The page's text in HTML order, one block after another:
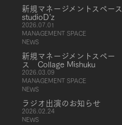
新規マネージメントスペース
studioD’z
2026.07.01
MANAGEMENT SPACE
NEWS
新規マネージメントスペー
ス Collage Mishuku
2026.03.09
MANAGEMENT SPACE
NEWS
ラジオ出演のお知らせ
2026.02.24
NEWS